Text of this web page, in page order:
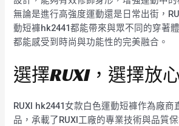
無論是進行高強度運動還是日常出街，
動短褲hk2441都能帶來與眾不同的穿著
都能感受到時尚與功能性的完美融合。
選擇RUXI，選擇放
RUXI hk2441女款白色運動短褲作為廠商
品，承載了RUXI工廠的專業技術與品質